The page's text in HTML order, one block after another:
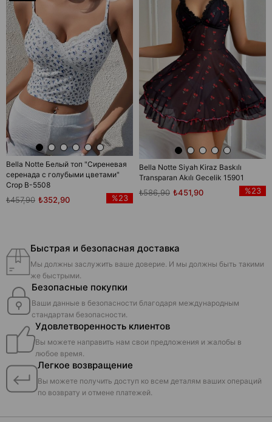
Bella Notte Белый топ "Сиреневая
серенада с голубыми цветами"
Crop B-5508
₺352,90
₺457,90 %23
товар
Bella Notte Siyah Kiraz Baskılı
Transparan Akılı Gecelik 15901
₺451,90
₺586,90 %23
Быстрая и безопасная доставка
Мы должны заслужить ваше доверие. И мы должны быть такими
же быстрыми.
Безопасные покупки
Ваши данные в безопасности благодаря международным
стандартам безопасности.
Удовлетворенность клиентов
Вы можете направить нам свои предложения и жалобы в
любое время.
Легкое возвращение
Вы можете получить доступ ко всем деталям ваших операций
по возврату и отмене платежей.